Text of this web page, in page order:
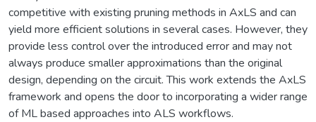
competitive with existing pruning methods in AxLS and can
yield more efficient solutions in several cases. However, they
provide less control over the introduced error and may not
always produce smaller approximations than the original
design, depending on the circuit. This work extends the AxLS
framework and opens the door to incorporating a wider range
of ML based approaches into ALS workflows.